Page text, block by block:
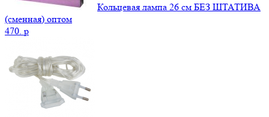
Кольцевая лампа 26 см БЕЗ ШТАТИВА
(сменная) оптом
470. p